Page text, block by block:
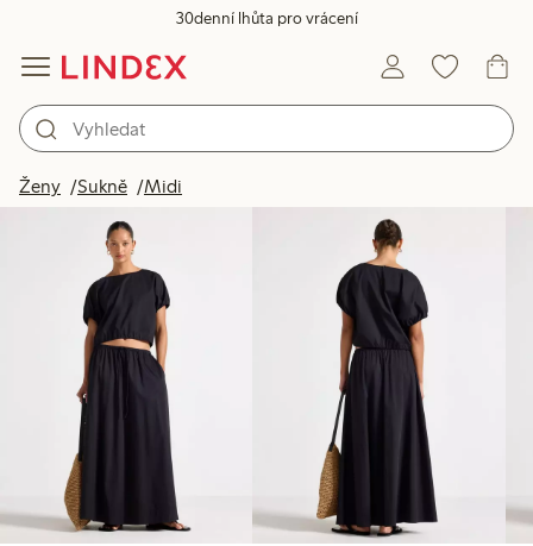
30denní lhůta pro vrácení
Ženy Sukně Midi